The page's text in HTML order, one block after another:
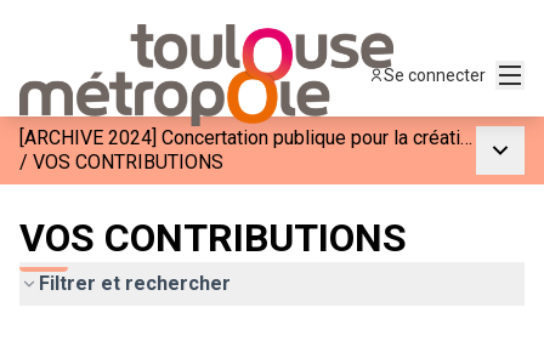
Se connecter
[ARCHIVE 2024] Concertation publique pour la création d&#39;une voie verte le long de la M63G
/ VOS CONTRIBUTIONS
VOS CONTRIBUTIONS
Filtrer et rechercher